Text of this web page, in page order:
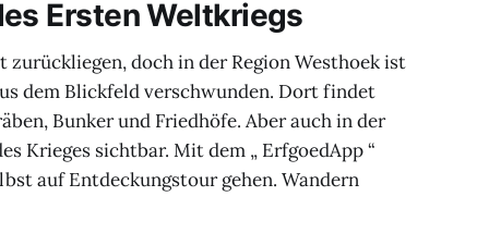
Ersten Weltkriegs
zurückliegen, doch in der Region Westhoek ist
dem Blickfeld verschwunden. Dort findet
Bunker und Friedhöfe. Aber auch in der
Krieges sichtbar. Mit dem „ ErfgoedApp “
auf Entdeckungstour gehen. Wandern